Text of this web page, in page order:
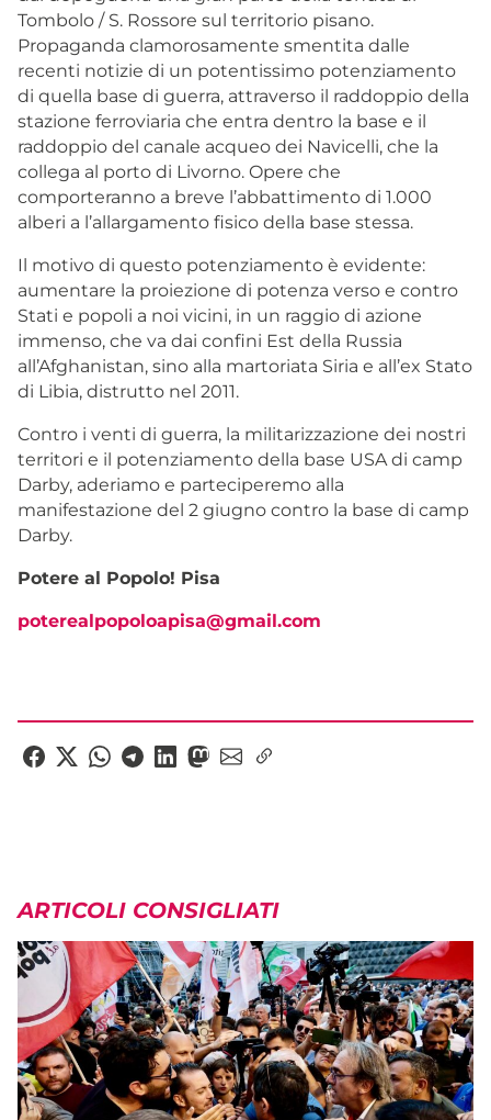
Tombolo / S. Rossore sul territorio pisano.
Propaganda clamorosamente smentita dalle
recenti notizie di un potentissimo potenziamento
di quella base di guerra, attraverso il raddoppio della
stazione ferroviaria che entra dentro la base e il
raddoppio del canale acqueo dei Navicelli, che la
collega al porto di Livorno. Opere che
comporteranno a breve l’abbattimento di 1.000
alberi a l’allargamento fisico della base stessa.
Il motivo di questo potenziamento è evidente:
aumentare la proiezione di potenza verso e contro
Stati e popoli a noi vicini, in un raggio di azione
immenso, che va dai confini Est della Russia
all’Afghanistan, sino alla martoriata Siria e all’ex Stato
di Libia, distrutto nel 2011.
Contro i venti di guerra, la militarizzazione dei nostri
territori e il potenziamento della base USA di camp
Darby, aderiamo e parteciperemo alla
manifestazione del 2 giugno contro la base di camp
Darby.
Potere al Popolo! Pisa
poterealpopoloapisa@gmail.com
ARTICOLI CONSIGLIATI